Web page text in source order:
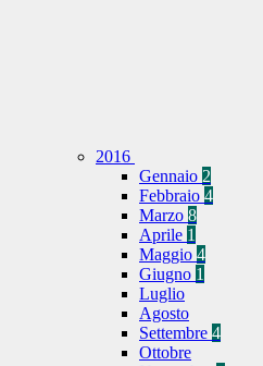
2016
Gennaio 2
Febbraio 4
Marzo 8
Aprile 1
Maggio 4
Giugno 1
Luglio
Agosto
Settembre 4
Ottobre